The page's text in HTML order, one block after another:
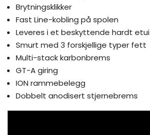
Brytningsklikker
Fast Line-kobling på spolen
Leveres i et beskyttende hardt etui
Smurt med 3 forskjellige typer fett
Multi-stack karbonbrems
GT-A giring
ION rammebelegg
Dobbelt anodisert stjernebrems